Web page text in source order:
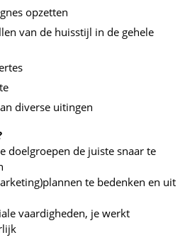
opzetten
van de huisstijl in de gehele
diverse uitingen
doelgroepen de juiste snaar te
te bedenken en uit
vaardigheden, je werkt